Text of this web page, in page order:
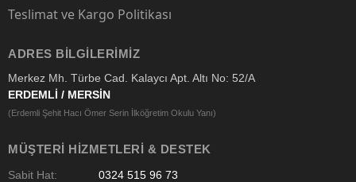
Teslimat ve Kargo Politikası
ADRES BILGILERIMIZ
Merkez Mh. Türbe Cad. Kalaycı Apt. Altı No: 52/A
ERDEMLİ / MERSİN
(Erdemli Şehit Hacı Ömer Serin İlköğretim Okulu Yanı)
MÜŞTERI HIZMETLERI & DESTEK
Sabit Hat: 0324 515 96 73